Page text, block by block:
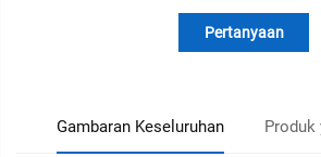
Pertanyaan
Gambaran Keseluruhan Produk